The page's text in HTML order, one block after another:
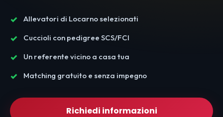
Allevatori di Locarno selezionati
Cuccioli con pedigree SCS/FCI
Un referente vicino a casa tua
Matching gratuito e senza impegno
Richiedi informazioni